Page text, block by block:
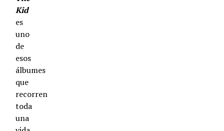
Kid
es
uno
de
esos
álbumes
que
recorren
toda
una